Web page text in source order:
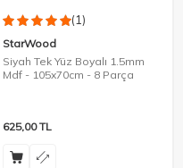
(1)
StarWood
Siyah Tek Yüz Boyalı 1.5mm
Mdf - 105x70cm - 8 Parça
625,00TL